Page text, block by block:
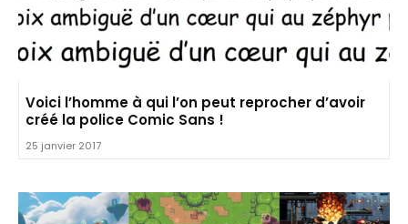
Voici l’homme à qui l’on peut reprocher d’avoir
créé la police Comic Sans !
25 janvier 2017